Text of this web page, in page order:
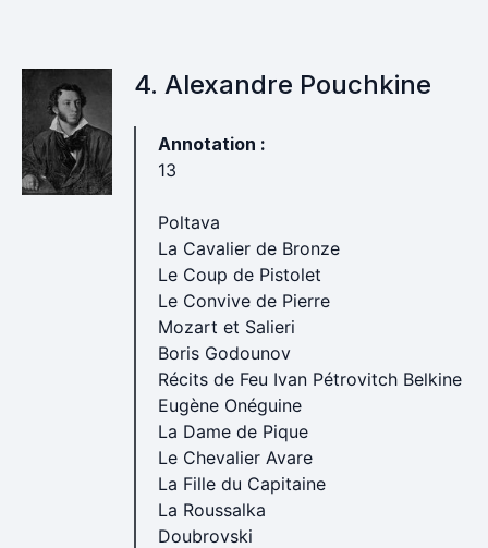
4. Alexandre Pouchkine
Annotation :
13
Poltava
La Cavalier de Bronze
Le Coup de Pistolet
Le Convive de Pierre
Mozart et Salieri
Boris Godounov
Récits de Feu Ivan Pétrovitch Belkine
Eugène Onéguine
La Dame de Pique
Le Chevalier Avare
La Fille du Capitaine
La Roussalka
Doubrovski